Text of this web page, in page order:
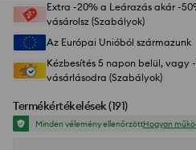
Extra -20% a Leárazás akár -
vásárolsz (Szabályok)
Az Európai Unióból származunk
Kézbesítés 5 napon belül, vagy
vásárlásodra (Szabályok)
Termékértékelések(191)
Minden vélemény ellenőrzöttHogyan